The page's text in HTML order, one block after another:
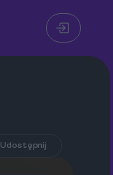
Udostępnij